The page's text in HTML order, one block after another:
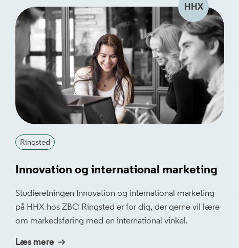
Ringsted
Innovation og international marketing
Studieretningen Innovation og international marketing
på HHX hos ZBC Ringsted er for dig, der gerne vil lære
om markedsføring med en international vinkel.
Læs mere
HHX